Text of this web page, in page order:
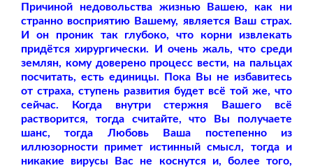
Причиной недовольства жизнью Вашею, как ни
странно восприятию Вашему, является Ваш страх.
И он проник так глубоко, что корни извлекать
придётся хирургически. И очень жаль, что среди
землян, кому доверено процесс вести, на пальцах
посчитать, есть единицы. Пока Вы не избавитесь
от страха, ступень развития будет всё той же, что
сейчас. Когда внутри стержня Вашего всё
растворится, тогда считайте, что Вы получаете
шанс, тогда Любовь Ваша постепенно из
иллюзорности примет истинный смысл, тогда и
никакие вирусы Вас не коснутся и, более того,